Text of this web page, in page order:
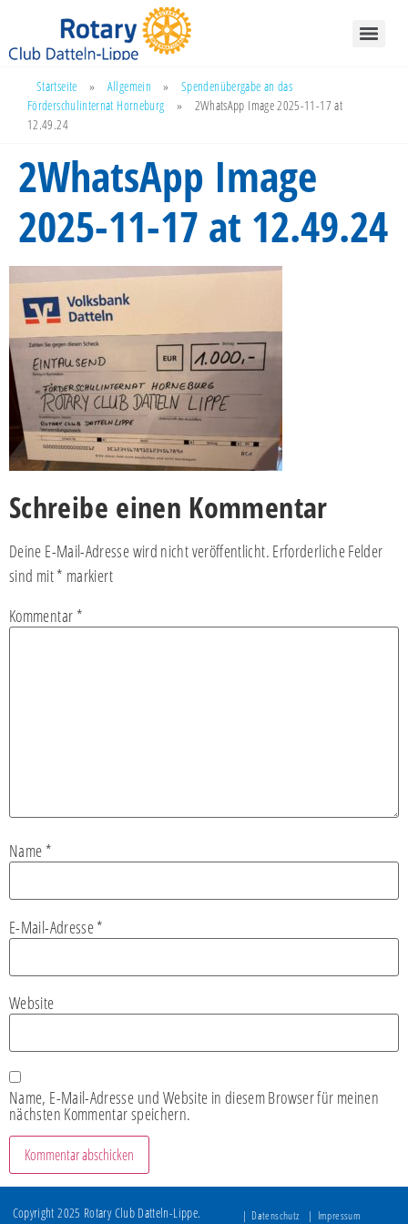
Startseite » Allgemein »
Spendenübergabe an das
Förderschulinternat Horneburg
»
2WhatsApp Image 2025-11-17 at
12.49.24
2WhatsApp Image
2025-11-17 at 12.49.24
Schreibe einen Kommentar
Deine E-Mail-Adresse wird nicht veröffentlicht. Erforderliche Felder
sind mit* markiert
Kommentar *
Name *
E-Mail-Adresse*
Website
Name, E-Mail-Adresse und Website in diesem Browser für meinen
nächsten Kommentar speichern.
Copyright 2025 Rotary Club Datteln-Lippe.
Datenschutz Impressum